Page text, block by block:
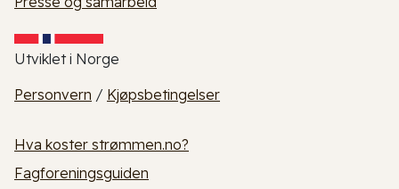
Utviklet i Norge
Personvern / Kjøpsbetingelser
Hva koster strømmen.no?
Fagforeningsguiden